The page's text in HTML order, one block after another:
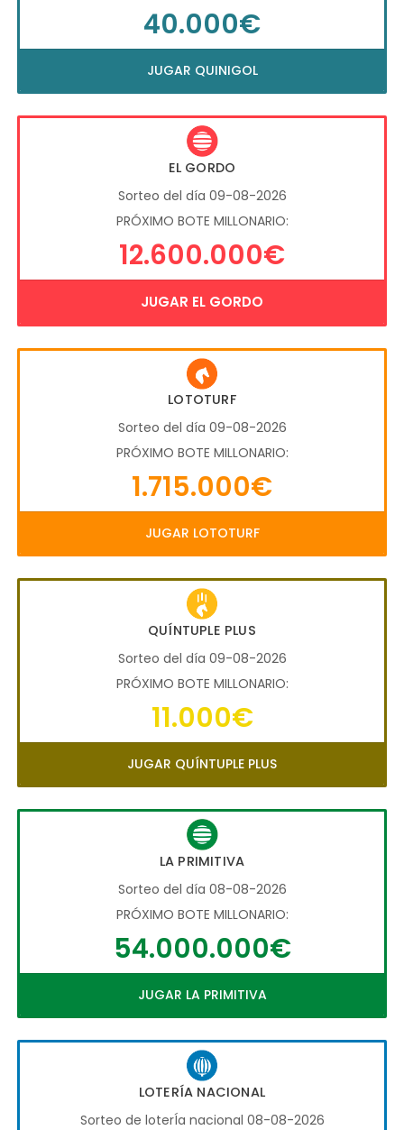
40.000€
JUGAR QUINIGOL
EL GORDO
Sorteo del día 09-08-2026
PRÓXIMO BOTE MILLONARIO:
12.600.000€
JUGAR EL GORDO
LOTOTURF
Sorteo del día 09-08-2026
PRÓXIMO BOTE MILLONARIO:
1.715.000€
JUGAR LOTOTURF
QUÍNTUPLE PLUS
Sorteo del día 09-08-2026
PRÓXIMO BOTE MILLONARIO:
11.000€
JUGAR QUÍNTUPLE PLUS
LA PRIMITIVA
Sorteo del día 08-08-2026
PRÓXIMO BOTE MILLONARIO:
54.000.000€
JUGAR LA PRIMITIVA
LOTERÍA NACIONAL
Sorteo de loterÍa nacional 08-08-2026